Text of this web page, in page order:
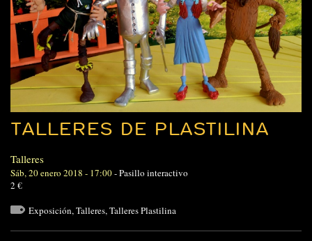
TALLERES DE PLASTILINA
Talleres
Sáb, 20 enero 2018 - 17:00-Pasillo interactivo
2 €
Exposición,Talleres,Talleres Plastilina